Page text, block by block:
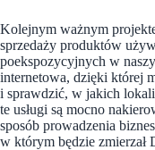
Kolejnym ważnym
sprzedaży produktów
poekspozycyjnych w
internetowa, dzięki której
i sprawdzić, w jakich
te usługi są mocno
sposób prowadzenia
w którym będzie zmierzał